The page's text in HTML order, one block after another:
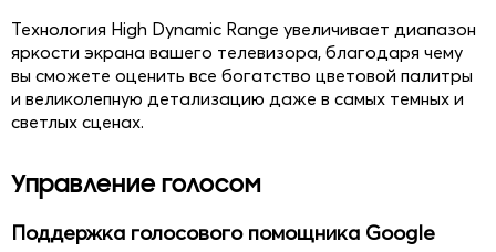
Технология High Dynamic Range увеличивает диапазон
яркости экрана вашего телевизора, благодаря чему
вы сможете оценить все богатство цветовой палитры
и великолепную детализацию даже в самых темных и
светлых сценах.
Управление голосом
Поддержка голосового помощника Google